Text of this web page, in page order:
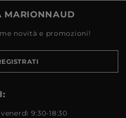
MARIONNAUD
novità e promozioni!
9:30-18:30